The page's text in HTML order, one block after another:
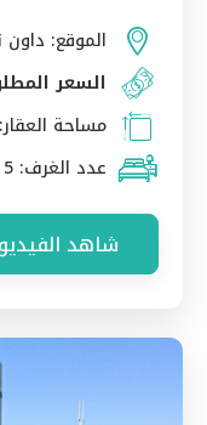
الموقع:
السعر
مساحة العقار:
عدد الغرف: 5 غرف نوم
شاهد الفيديو